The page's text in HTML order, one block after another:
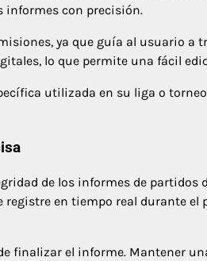
informes con precisión.
ya que guía al usuario a
lo que permite una fácil
utilizada en su liga o
de los informes de partidos
en tiempo real durante el
finalizar el informe. Mantener